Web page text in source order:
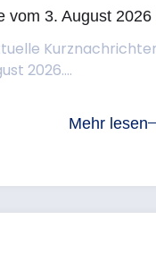
vom 3. August 2026
2026....
Mehr lesen